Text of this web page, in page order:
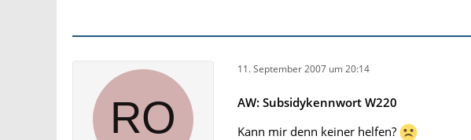
11. September 2007 um 20:14
AW: Subsidykennwort W220
Kann mir denn keiner helfen?